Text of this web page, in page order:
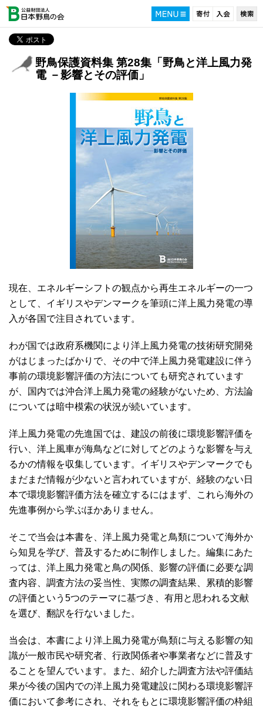
野鳥保護資料集 第28集「野鳥と洋上風力発
電 －影響とその評価」
現在、エネルギーシフトの観点から再生エネルギーの一つ
として、イギリスやデンマークを筆頭に洋上風力発電の導
入が各国で注目されています。
わが国では政府系機関により洋上風力発電の技術研究開発
がはじまったばかりで、その中で洋上風力発電建設に伴う
事前の環境影響評価の方法についても研究されています
が、国内では沖合洋上風力発電の経験がないため、方法論
については暗中模索の状況が続いています。
洋上風力発電の先進国では、建設の前後に環境影響評価を
行い、洋上風車が海鳥などに対してどのような影響を与え
るかの情報を収集しています。イギリスやデンマークでも
まだまだ情報が少ないと言われていますが、経験のない日
本で環境影響評価方法を確立するにはまず、これら海外の
先進事例から学ぶほかありません。
そこで当会は本書を、洋上風力発電と鳥類について海外か
ら知見を学び、普及するために制作しました。編集にあた
っては、洋上風力発電と鳥の関係、影響の評価に必要な調
査内容、調査方法の妥当性、実際の調査結果、累積的影響
の評価という5つのテーマに基づき、有用と思われる文献
を選び、翻訳を行ないました。
当会は、本書により洋上風力発電が鳥類に与える影響の知
識が一般市民や研究者、行政関係者や事業者などに普及す
ることを望んでいます。また、紹介した調査方法や評価結
果が今後の国内での洋上風力発電建設に関わる環境影響評
価において参考にされ、それをもとに環境影響評価の枠組